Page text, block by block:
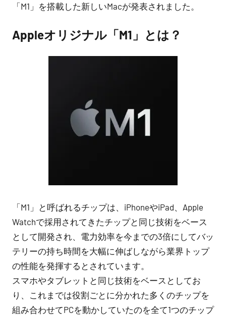
「M1」を搭載した新しいMacが発表されました。
Appleオリジナル「M1」とは？
「M1」と呼ばれるチップは、iPhoneやiPad、Apple
Watchで採用されてきたチップと同じ技術をベース
として開発され、電力効率を今までの3倍にしてバッ
テリーの持ち時間を大幅に伸ばしながら業界トップ
の性能を発揮するとされています。
スマホやタブレットと同じ技術をベースとしてお
り、これまでは役割ごとに分かれた多くのチップを
組み合わせてPCを動かしていたのを全て1つのチップ